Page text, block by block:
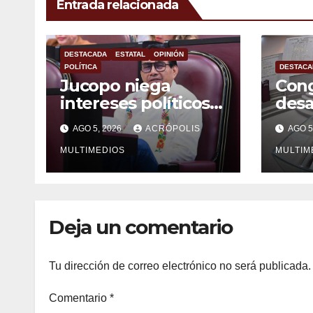
Entrada relacionada
DESTACADA ESTATAL
OPINIÓN
POLÍTICA
Jucopo niega
intereses políticos
con el desafuero de
alcaldes
AGO 5, 2026 ACRÓPOLIS
MULTIMEDIOS
AGO
Deja un comentario
Tu dirección de correo electrónico no será publicada.
Comentario *